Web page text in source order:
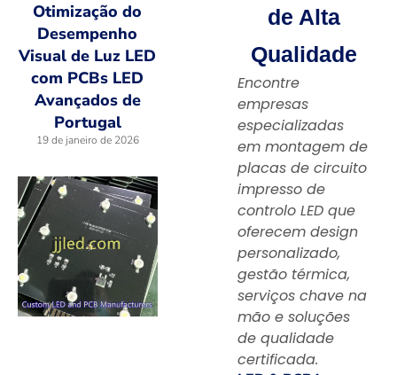
Otimização do
Desempenho
Visual de Luz LED
com PCBs LED
Avançados de
Portugal
19 de janeiro de 2026
de Alta
Qualidade
Encontre
empresas
especializadas
em montagem de
placas de circuito
impresso de
controlo LED que
oferecem design
personalizado,
gestão térmica,
serviços chave na
mão e soluções
de qualidade
certificada.